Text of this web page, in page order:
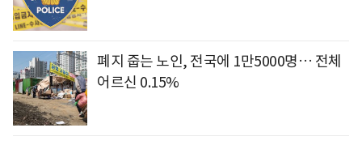
폐지 줍는 노인, 전국에 1만5000명… 전체
어르신 0.15%